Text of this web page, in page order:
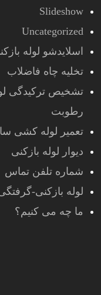
Slideshow
Uncategorized
اسلایدشو لوله
تخلیه چاه فاضلاب
تشخیص ترکیدگی
رطوبت
تعمیر لوله کشی
دیوار لوله بازکنی
شماره تلفن تماس
لوله بازکنی-
ما چه می کنیم؟